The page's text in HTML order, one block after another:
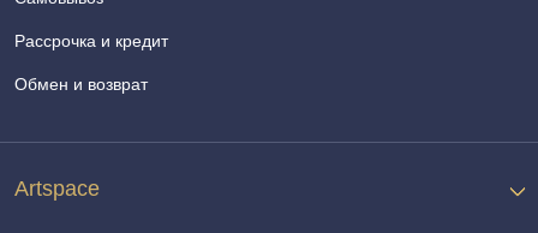
Рассрочка и кредит
Обмен и возврат
Artspace